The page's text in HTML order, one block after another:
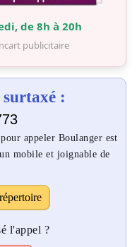
de 8h à 20h
publicitaire
:
appeler Boulanger est
mobile et joignable de
l'appel ?